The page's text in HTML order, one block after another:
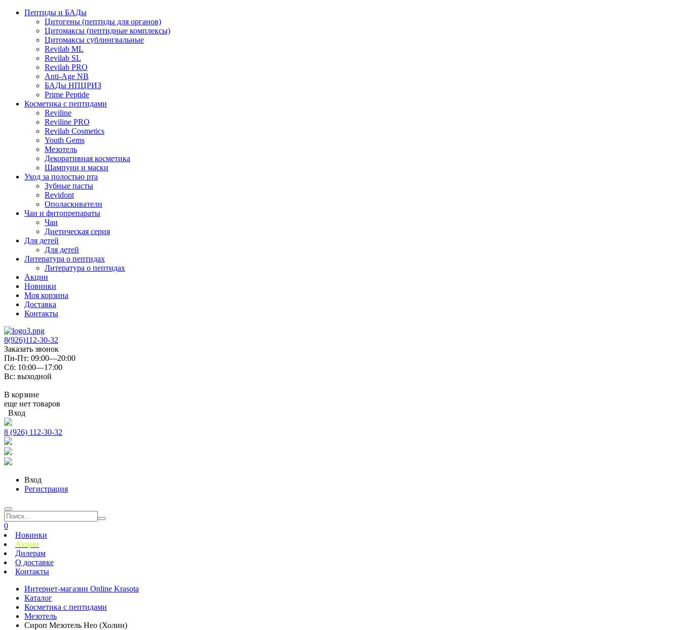
Пептиды и БАДы
Цитогены (пептиды для органов)
Цитомаксы (пептидные комплексы)
Цитомаксы сублингвальные
Revilab ML
Revilab SL
Revilab PRO
Anti-Age NB
БАДы НПЦРИЗ
Prime Peptide
Косметика с пептидами
Reviline
Reviline PRO
Revilab Cosmetics
Youth Gems
Мезотель
Декоративная косметика
Шампуни и маски
Уход за полостью рта
Зубные пасты
Revidont
Ополаскиватели
Чаи и фитопрепараты
Чаи
Диетическая серия
Для детей
Для детей
Литература о пептидах
Литература о пептидах
Акции
Новинки
Моя корзина
Доставка
Контакты
8(926)112-30-32
Заказать звонок
Пн-Пт: 09:00—20:00
Сб: 10:00—17:00
Вс: выходной
В корзине
еще нет товаров
Вход
8 (926) 112-30-32
Вход
Регистрация
0
Новинки
Акции
Дилерам
О доставке
Контакты
Интернет-магазин Online Krasota
Каталог
Косметика с пептидами
Мезотель
Сироп Мезотель Нео (Холин)